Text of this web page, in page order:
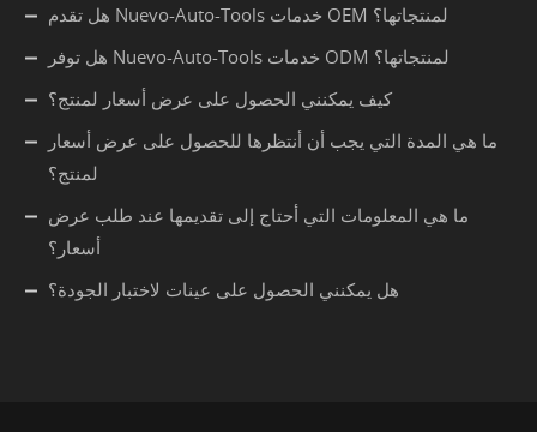
هل تقدم Nuevo-Auto-Tools خدمات OEM لمنتجاتها؟
هل توفر Nuevo-Auto-Tools خدمات ODM لمنتجاتها؟
كيف يمكنني الحصول على عرض أسعار لمنتج؟
ما هي المدة التي يجب أن أنتظرها للحصول على عرض أسعار
لمنتج؟
ما هي المعلومات التي أحتاج إلى تقديمها عند طلب عرض
أسعار؟
هل يمكنني الحصول على عينات لاختبار الجودة؟